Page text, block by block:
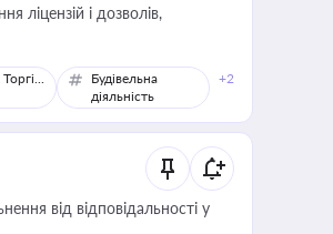
ліцензій і дозволів,
Торгівля
Будівельна
діяльність
+2
від відповідальності у